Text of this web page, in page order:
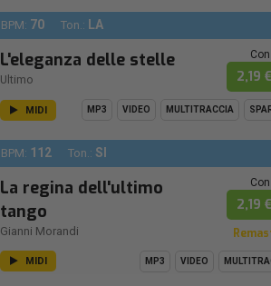
BPM: 70 Ton.: LA
L'eleganza delle stelle
Ultimo 2,19 €
MIDI MP3 VIDEO MULTITRACCIA
BPM: 112 Ton.: SI
La regina dell'ultimo
tango
Gianni Morandi
2,19 €
MIDI MP3 VIDEO